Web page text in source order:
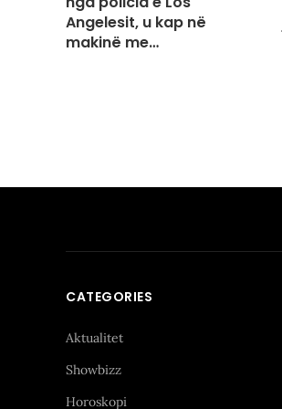
Angelesit, u kap në
makinë me…
CATEGORIES
Aktualitet
Showbizz
Horoskopi